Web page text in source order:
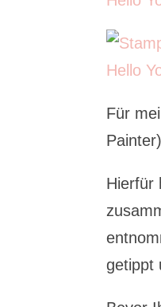
Für
Hierfür
getippt